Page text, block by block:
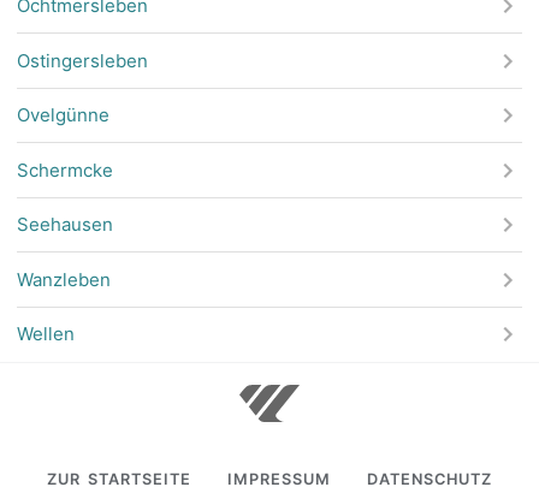
Ochtmersleben
Ostingersleben
Ovelgünne
Schermcke
Seehausen
Wanzleben
Wellen
ZUR STARTSEITE IMPRESSUM DATENSCHUTZ